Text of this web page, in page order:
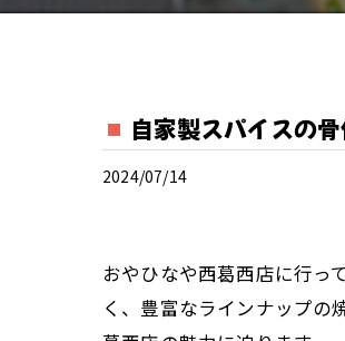
自家製スパイスの
2024/07/14
おやひなや西葛西店に行っ
く、豊富なラインナップの